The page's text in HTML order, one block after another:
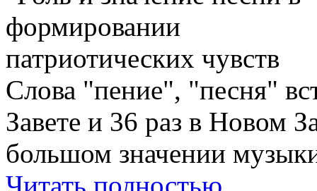
Слова "пение", "песня"
Завете и 36 раз в Новом
большом значении